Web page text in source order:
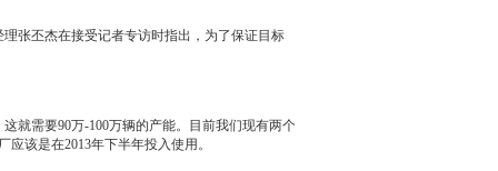
理张丕杰在接受记者专访时指出，为了保证目标
就需要90万-100万辆的产能。目前我们现有两个
该是在2013年下半年投入使用。